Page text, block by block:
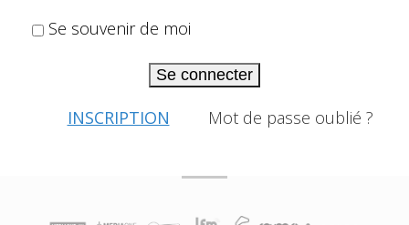
Se souvenir de moi
Se connecter
INSCRIPTION Mot de passe oublié ?